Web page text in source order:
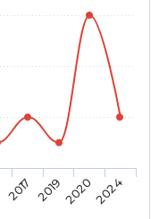
2017 201920202024